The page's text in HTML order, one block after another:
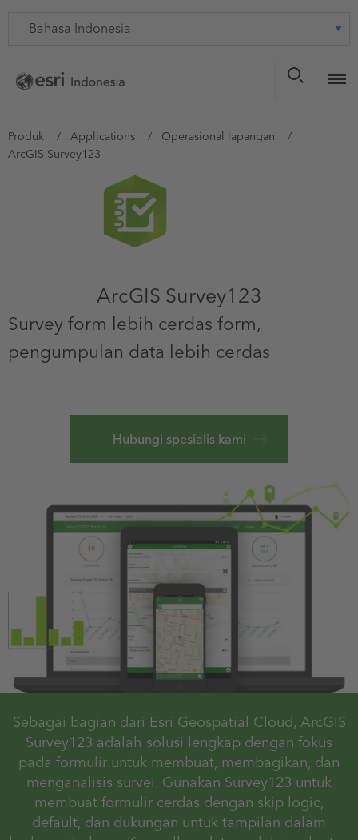
content
Language
You
are
Produk Applications
Operasional lapangan
ArcGIS Survey123
ArcGIS Survey123
Survey form lebih cerdas form,
pengumpulan data lebih cerdas
Hubungi spesialis kami
Sebagai bagian dari Esri Geospatial Cloud, ArcGIS
Survey123 adalah solusi lengkap dengan fokus
pada formulir untuk membuat, membagikan, dan
menganalisis survei. Gunakan Survey123 untuk
membuat formulir cerdas dengan skip logic,
default, dan dukungan untuk tampilan dalam